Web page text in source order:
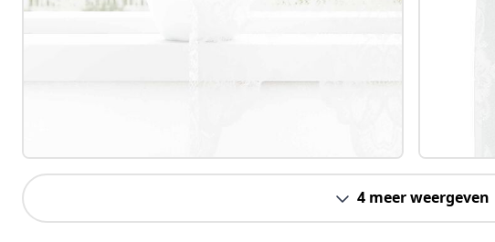
4 meer weergeven